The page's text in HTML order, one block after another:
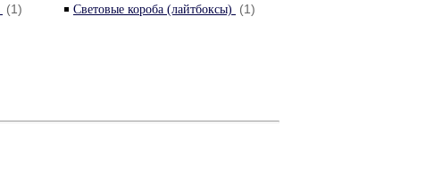
(1) Световые короба (лайтбоксы) (1)